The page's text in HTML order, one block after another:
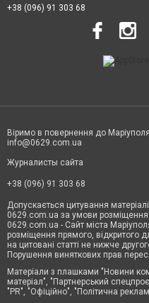
+38 (096) 91 303 68
Віримо в повернення до Маріуполя
info@0629.com.ua
Журналисты сайта
+38 (096) 91 303 68
Допускається цитування
0629.com.ua за умови розміщення
0629.com.ua - Сайт міста
розміщення прямого, відкритого
на цитовані статті не нижче
Порушення виняткових прав
Матеріали з плашками "Новини
матеріал", "Партнерський
"PR", "Офіційно", "Політична